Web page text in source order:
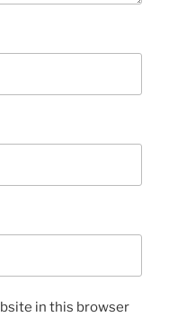
in this browser